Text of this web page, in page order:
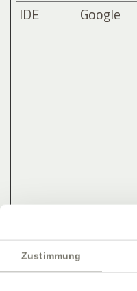
Zustimmung
IDE Google